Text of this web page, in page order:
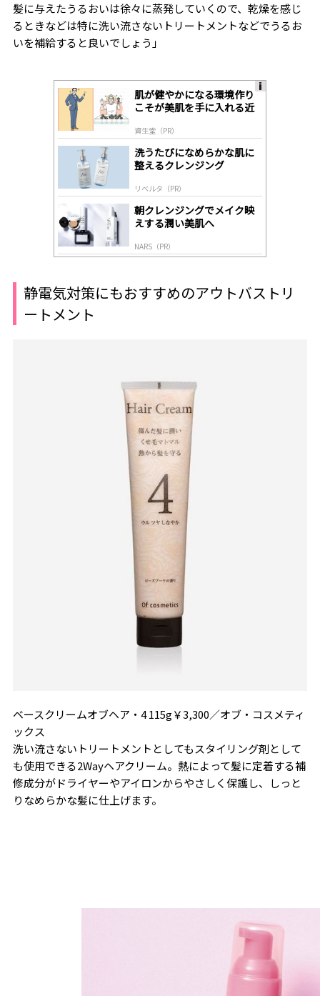
髪に与えたうるおいは徐々に蒸発していくので、乾燥を感じ
るときなどは特に洗い流さないトリートメントなどでうるお
いを補給すると良いでしょう」
肌が健やかになる環境作り
こそが美肌を手に入れる近
資生堂（PR）
洗うたびになめらかな肌に
整えるクレンジング
リベルタ（PR）
朝クレンジングでメイク映
えする潤い美肌へ
NARS（PR）
静電気対策にもおすすめのアウトバストリ
ートメント
ベースクリームオブヘア・4 115g￥3,300／オブ・コスメティ
ックス
洗い流さないトリートメントとしてもスタイリング剤として
も使用できる2Wayヘアクリーム。熱によって髪に定着する補
修成分がドライヤーやアイロンからやさしく保護し、しっと
りなめらかな髪に仕上げます。